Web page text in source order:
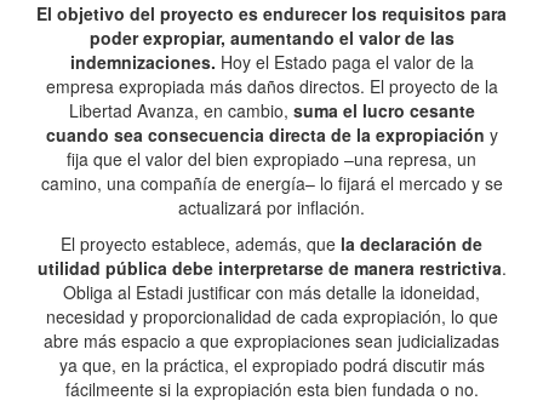
El objetivo del proyecto es endurecer los requisitos para
poder expropiar, aumentando el valor de las
indemnizaciones. Hoy el Estado paga el valor de la
empresa expropiada más daños directos. El proyecto de la
Libertad Avanza, en cambio, suma el lucro cesante
cuando sea consecuencia directa de la expropiación y
fija que el valor del bien expropiado –una represa, un
camino, una compañía de energía– lo fijará el mercado y se
actualizará por inflación.
El proyecto establece, además, que la declaración de
utilidad pública debe interpretarse de manera restrictiva.
Obliga al Estadi justificar con más detalle la idoneidad,
necesidad y proporcionalidad de cada expropiación, lo que
abre más espacio a que expropiaciones sean judicializadas
ya que, en la práctica, el expropiado podrá discutir más
fácilmeente si la expropiación esta bien fundada o no.